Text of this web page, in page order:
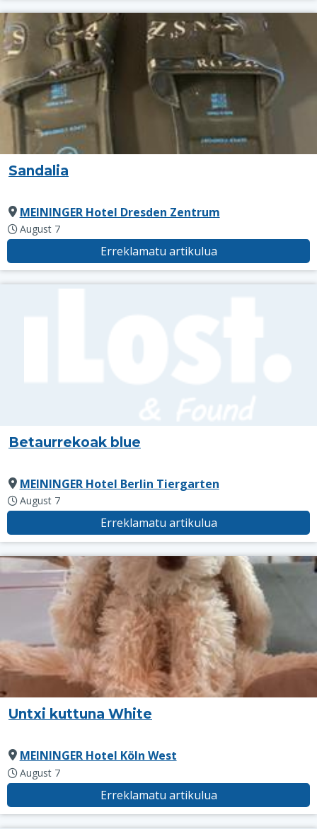
Sandalia
MEININGER Hotel Dresden Zentrum
August 7
Erreklamatu artikulua
Betaurrekoak blue
MEININGER Hotel Berlin Tiergarten
August 7
Erreklamatu artikulua
Untxi kuttuna White
MEININGER Hotel Köln West
August 7
Erreklamatu artikulua